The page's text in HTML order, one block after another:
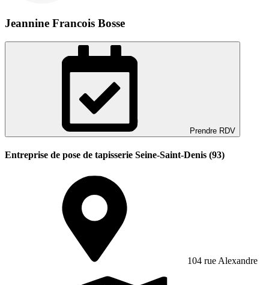
Jeannine Francois Bosse
Prendre RDV
Entreprise de pose de tapisserie Seine-Saint-Denis (93)
104 rue Alexandre